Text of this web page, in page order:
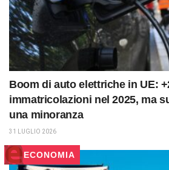
Boom di auto elettriche in UE:
immatricolazioni nel 2025, ma
una minoranza
31 LUGLIO 2026
ECONOMIA